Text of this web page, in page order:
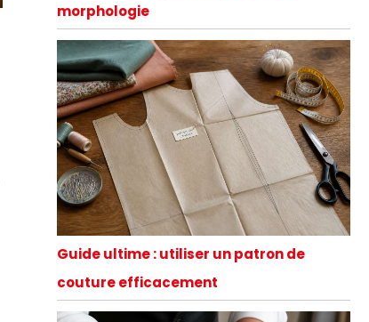
morphologie
Guide ultime : utiliser un patron de
couture efficacement